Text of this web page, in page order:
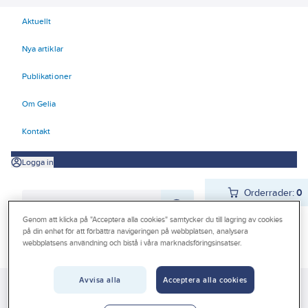
Aktuellt
Nya artiklar
Publikationer
Om Gelia
Kontakt
Logga in
Orderrader:0
Produkter
Förlänga & förgrena
Skarvuttag
Genom att klicka på "Acceptera alla cookies" samtycker du till lagring av cookies
på din enhet för att förbättra navigeringen på webbplatsen, analysera
webbplatsens användning och bistå i våra marknadsföringsinsatser.
Avvisa alla Acceptera alla cookies